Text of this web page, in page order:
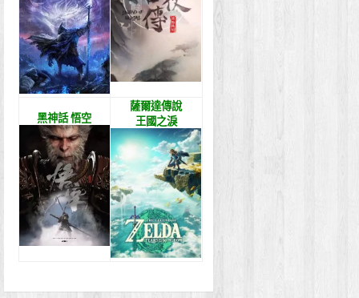
黑神話 悟空
薩爾達傳說
王國之淚